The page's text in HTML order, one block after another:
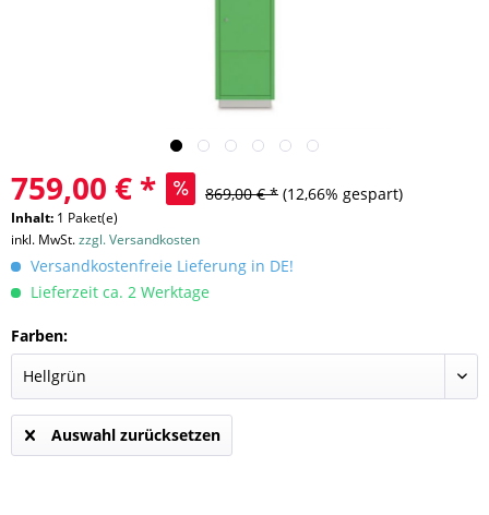
759,00 € * 869,00 € * (12,66% gespart)
Inhalt: 1 Paket(e)
inkl. MwSt.zzgl. Versandkosten
Versandkostenfreie Lieferung in DE!
Lieferzeit ca. 2 Werktage
Farben:
Auswahl zurücksetzen